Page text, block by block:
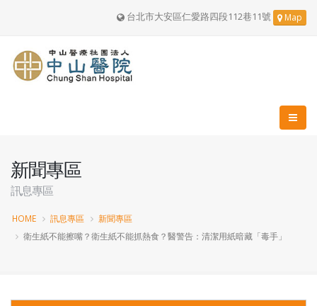
台北市大安區仁愛路四段112巷11號 Map
新聞專區
訊息專區
HOME 訊息專區
新聞專區
衛生紙不能擦嘴？衛生紙不能抓熱食？醫警告：清潔用紙暗藏「毒手」